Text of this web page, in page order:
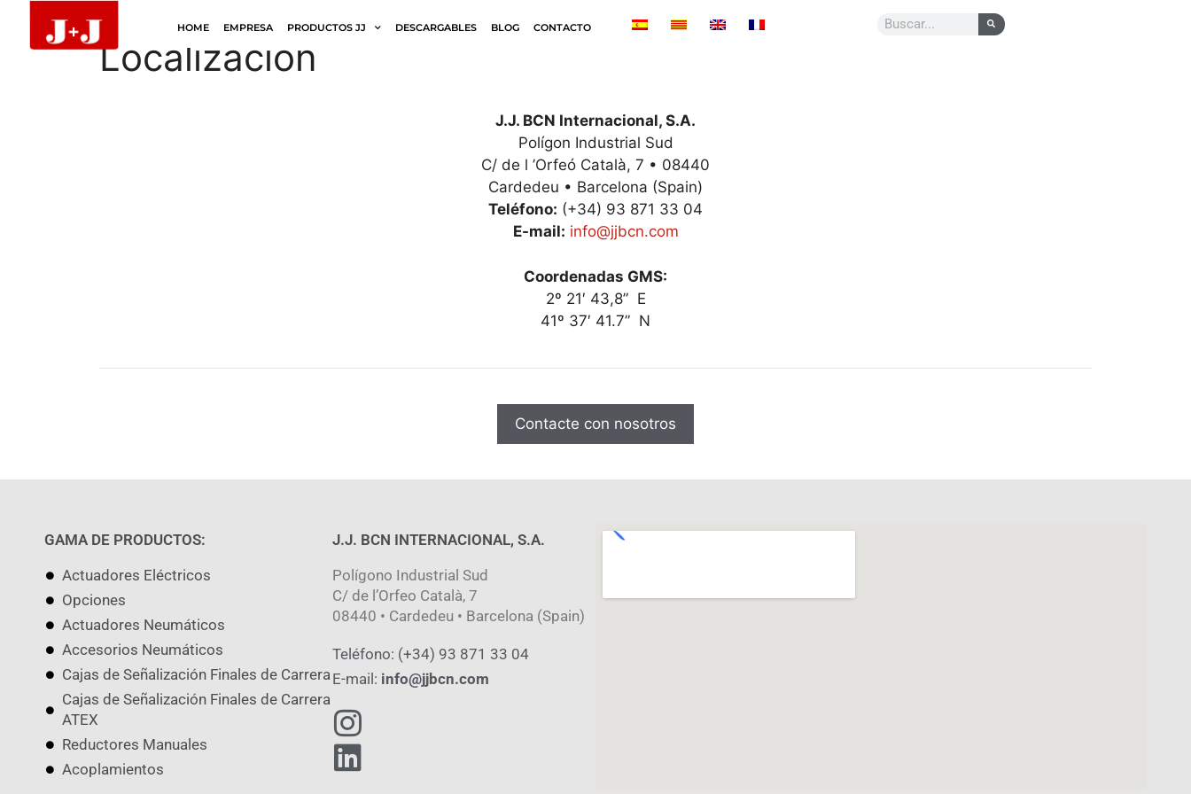
HOME EMPRESA PRODUCTOS JJ DESCARGABLES BLOG CONTACTO
Localización
J.J. BCN Internacional, S.A.
Polígon Industrial Sud
C/ de l ’Orfeó Català, 7 • 08440
Cardedeu • Barcelona (Spain)
Teléfono: (+34) 93 871 33 04
E-mail: info@jjbcn.com
Coordenadas GMS:
2º 21′ 43,8” E
41º 37′ 41.7” N
Contacte con nosotros
GAMA DE PRODUCTOS:
Actuadores Eléctricos
Opciones
Actuadores Neumáticos
Accesorios Neumáticos
Cajas de Señalización Finales de Carrera
Cajas de Señalización Finales de Carrera
ATEX
Reductores Manuales
Acoplamientos
J.J. BCN INTERNACIONAL, S.A.
Polígono Industrial Sud
C/ de l’Orfeo Català, 7
08440 • Cardedeu • Barcelona (Spain)
Teléfono: (+34) 93 871 33 04
E-mail: info@jjbcn.com